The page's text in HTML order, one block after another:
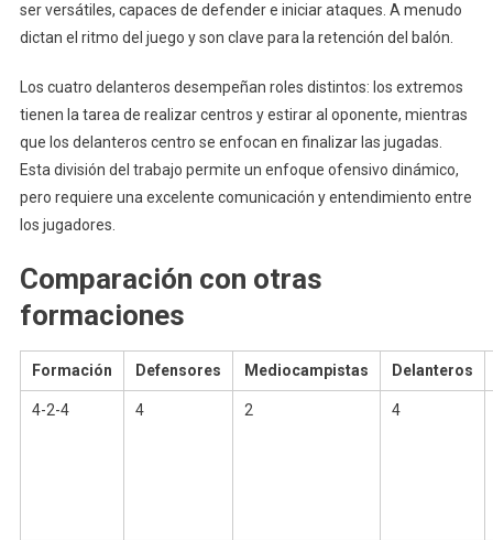
ser versátiles, capaces de defender e iniciar ataques. A menudo
dictan el ritmo del juego y son clave para la retención del balón.
Los cuatro delanteros desempeñan roles distintos: los extremos
tienen la tarea de realizar centros y estirar al oponente, mientras
que los delanteros centro se enfocan en finalizar las jugadas.
Esta división del trabajo permite un enfoque ofensivo dinámico,
pero requiere una excelente comunicación y entendimiento entre
los jugadores.
Comparación con otras
formaciones
Formación Defensores Mediocampistas Delanteros
4-2-4 4 2 4